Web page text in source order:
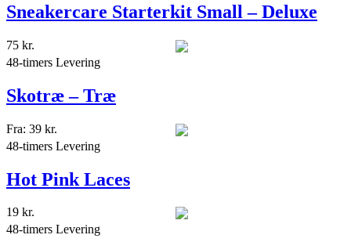
Sneakercare Starterkit Small – Deluxe
75 kr.
48-timers Levering
Skotræ – Træ
Fra: 39 kr.
48-timers Levering
Hot Pink Laces
19 kr.
48-timers Levering